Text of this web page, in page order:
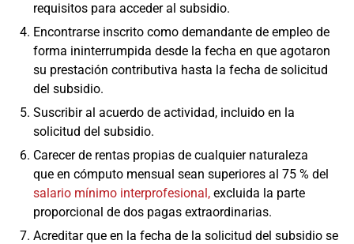
requisitos para acceder al subsidio.
Encontrarse inscrito como demandante de empleo de
forma ininterrumpida desde la fecha en que agotaron
su prestación contributiva hasta la fecha de solicitud
del subsidio.
Suscribir al acuerdo de actividad, incluido en la
solicitud del subsidio.
Carecer de rentas propias de cualquier naturaleza
que en cómputo mensual sean superiores al 75 % del
salario mínimo interprofesional, excluida la parte
proporcional de dos pagas extraordinarias.
Acreditar que en la fecha de la solicitud del subsidio se